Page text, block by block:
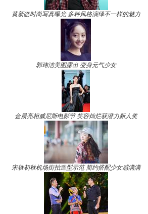
黄新皓时尚写真曝光 多种风格演绎不一样的魅力
郭玮洁美图露出 变身元气少女
金晨亮相威尼斯电影节 笑容灿烂获潜力新人奖
宋轶初秋机场街拍造型示范 简约搭配少女感满满